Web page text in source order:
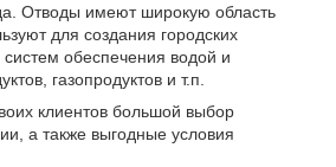
Отводы имеют широкую область
для создания городских
обеспечения водой и
газопродуктов и т.п.
клиентов большой выбор
а также выгодные условия